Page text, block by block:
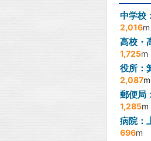
中学校
2,016m
高校・
1,725m
役所：
2,087m
郵便局
1,285m
病院：
696m